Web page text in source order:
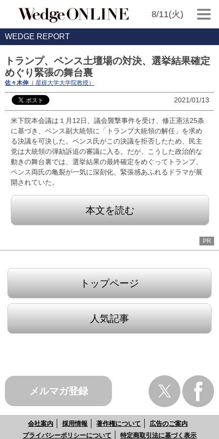
8/11(火)
WEDGE REPORT
トランプ、ペンス土壇場の対決、選挙結果確定
めぐり緊張の舞台裏
佐々木伸 （ 星槎大学大学院教授）
2021/01/13
米下院本会議は１月12日、議会襲撃事件を受け、修正憲法25条
に基づき、ペンス副大統領に「トランプ大統領の解任」を求め
る決議を可決した。ペンス氏がこの決議を拒否したため、民主
党は大統領の弾劾訴追の審議に入る。だが、こうした政治的な
動きの舞台裏では、選挙結果の最終確定をめぐってトランプ、
ペンス両氏の亀裂が一気に深刻化、緊張感あふれるドラマが展
開されていた。
本文を読む
PR
トップページ
人気記事
メルマガ登録
会社案内 採用情報 著作権について
広告のご案内
プライバシーポリシーについて
特定商取引法に基づく表示